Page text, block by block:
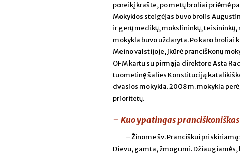
poreikį krašte, po metų broliai priėmė
Mokyklos steigėjas buvo brolis
ir gerų medikų, mokslininkų,
mokykla buvo uždaryta. Po karo
Meino valstijoje, įkūrė pranciškonų
OFM kartu su pirmąja direktore Asta
tuometinę šalies Konstituciją
dvasios mokykla. 2008 m. mokykla
prioritetų.
– Kuo ypatingas
– Žinome šv. Pranciškui priskiriamą
Dievu, gamta, žmogumi.